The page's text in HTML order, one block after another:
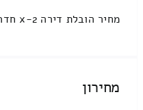
מחיר הובלת דירה 2-x חדרים מקרית מוצקין ← [...]
מחירון